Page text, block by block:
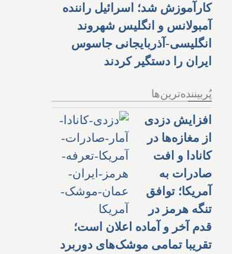
کارآموزش شد؛ اسرائیل راننده
آمبولانس و انگلیس شهروند
انگلیسی-آذربایجانی جاسوس
ایران را دستگیر کردند
پُربیننده‌ترین‌ها
افزایش دزدی
از مغازه‌ها در
کانادا و افت
صادرات به
آمریکا؛ توافق
تنگه هرمز در
قدم آخر و آماده اعلان است؛
تقریبا تمامی موشک‌های دوربرد